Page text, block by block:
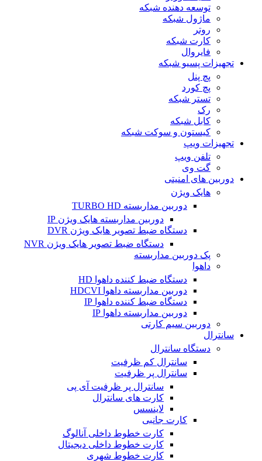
توسعه دهنده شبکه
ماژول شبکه
روتر
کارت شبکه
فایروال
تجهیزات پسیو شبکه
پچ پنل
پچ کورد
تستر شبکه
رک
کابل شبکه
کیستون و سوکت شبکه
تجهیزات ویپ
تلفن ویپ
گت وی
دوربین های امنیتی
هایک ویژن
دوربین مداربسته TURBO HD
دوربین مداربسته هایک ویژن IP
دستگاه ضبط تصویر هایک ویژن DVR
دستگاه ضبط تصویر هایک ویژن NVR
پک دوربین مداربسته
داهوا
دستگاه ضبط کننده داهوا HD
دوربین مداربسته داهوا HDCVI
دستگاه ضبط کننده داهوا IP
دوربین مداربسته داهوا IP
دوربین سیم کارتی
سانترال
دستگاه سانترال
سانترال کم ظرفیت
سانترال پر ظرفیت
سانترال پر ظرفیت آی پی
کارت های سانترال
لاینسس
کارت جانبی
کارت خطوط داخلی آنالوگ
کارت خطوط داخلی دیجیتال
کارت خطوط شهری